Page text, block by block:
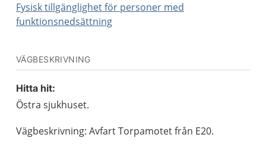
Fysisk tillgänglighet för personer med
funktionsnedsättning
VÄGBESKRIVNING
Hitta hit:
Östra sjukhuset.
Vägbeskrivning: Avfart Torpamotet från E20.